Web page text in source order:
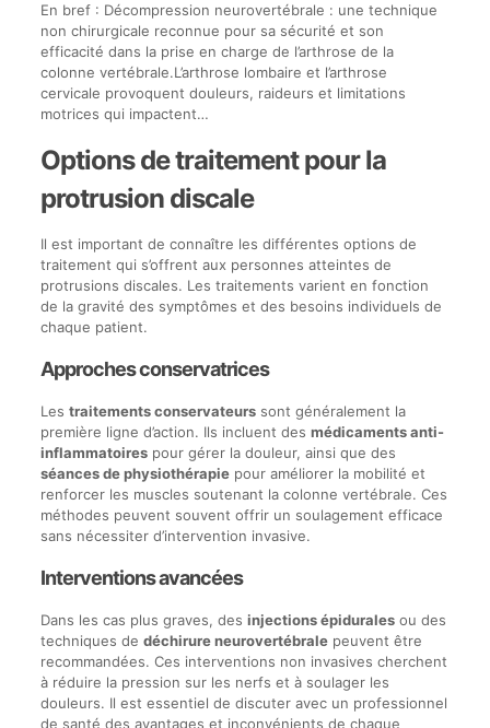
En bref : Décompression neurovertébrale : une technique
non chirurgicale reconnue pour sa sécurité et son
efficacité dans la prise en charge de l’arthrose de la
colonne vertébrale.L’arthrose lombaire et l’arthrose
cervicale provoquent douleurs, raideurs et limitations
motrices qui impactent…
Options de traitement pour la
protrusion discale
Il est important de connaître les différentes options de
traitement qui s’offrent aux personnes atteintes de
protrusions discales. Les traitements varient en fonction
de la gravité des symptômes et des besoins individuels de
chaque patient.
Approches conservatrices
Les traitements conservateurssont généralement la
première ligne d’action. Ils incluent des médicaments anti-
inflammatoirespour gérer la douleur, ainsi que des
séances de physiothérapiepour améliorer la mobilité et
renforcer les muscles soutenant la colonne vertébrale. Ces
méthodes peuvent souvent offrir un soulagement efficace
sans nécessiter d’intervention invasive.
Interventions avancées
Dans les cas plus graves, des injections épiduralesou des
techniques de déchirure neurovertébralepeuvent être
recommandées. Ces interventions non invasives cherchent
à réduire la pression sur les nerfs et à soulager les
douleurs. Il est essentiel de discuter avec un professionnel
de santé des avantages et inconvénients de chaque